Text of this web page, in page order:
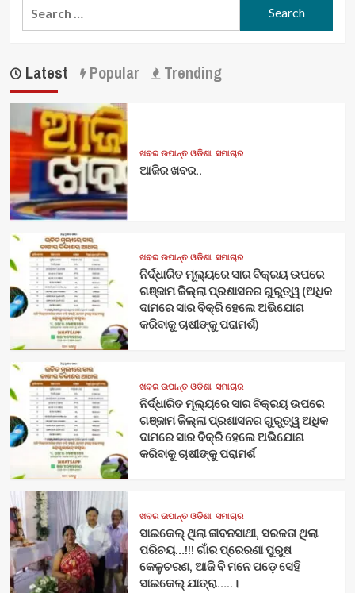
Latest Popular Trending
ଖବର ଉପାନ୍ତ ଓଡିଶା ସମାଚାର
ଆଜିର ଖବର..
ଖବର ଉପାନ୍ତ ଓଡିଶା ସମାଚାର
ନିର୍ଦ୍ଧାରିତ ମୂଲ୍ୟରେ ସାର ବିକ୍ରୟ ଉପରେ
ଗଞ୍ଜାମ ଜିଲ୍ଲା ପ୍ରଶାସନର ଗୁରୁତ୍ୱ (ଅଧିକ
ଦାମରେ ସାର ବିକ୍ରି ହେଲେ ଅଭିଯୋଗ
କରିବାକୁ ଚାଷୀଙ୍କୁ ପରାମର୍ଶ)
ଖବର ଉପାନ୍ତ ଓଡିଶା ସମାଚାର
ନିର୍ଦ୍ଧାରିତ ମୂଲ୍ୟରେ ସାର ବିକ୍ରୟ ଉପରେ
ଗଞ୍ଜାମ ଜିଲ୍ଲା ପ୍ରଶାସନର ଗୁରୁତ୍ୱ ଅଧିକ
ଦାମରେ ସାର ବିକ୍ରି ହେଲେ ଅଭିଯୋଗ
କରିବାକୁ ଚାଷୀଙ୍କୁ ପରାମର୍ଶ
ଖବର ଉପାନ୍ତ ଓଡିଶା ସମାଚାର
ସାଇକେଲ୍ ଥିଲା ଜୀବନସାଥୀ, ସରଳତା ଥିଲା
ପରିଚୟ…!!! ଗାଁର ପ୍ରେରଣା ପୁରୁଷ
କେଳୁଚରଣ, ଆଜି ବି ମନେ ପଡ଼େ ସେହି
ସାଇକେଲ୍ ଯାତ୍ରା…..।